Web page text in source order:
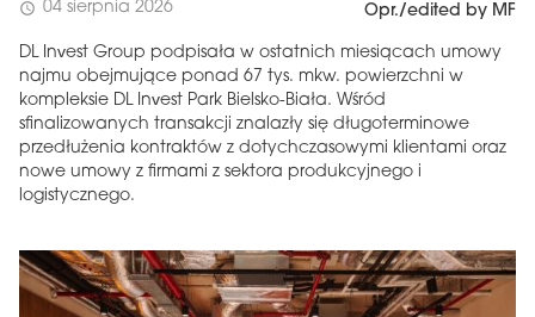
schedule 04 sierpnia 2026 Opr./edited by MF
DL Invest Group podpisała w ostatnich miesiącach umowy
najmu obejmujące ponad 67 tys. mkw. powierzchni w
kompleksie DL Invest Park Bielsko-Biała. Wśród
sfinalizowanych transakcji znalazły się długoterminowe
przedłużenia kontraktów z dotychczasowymi klientami oraz
nowe umowy z firmami z sektora produkcyjnego i
logistycznego.